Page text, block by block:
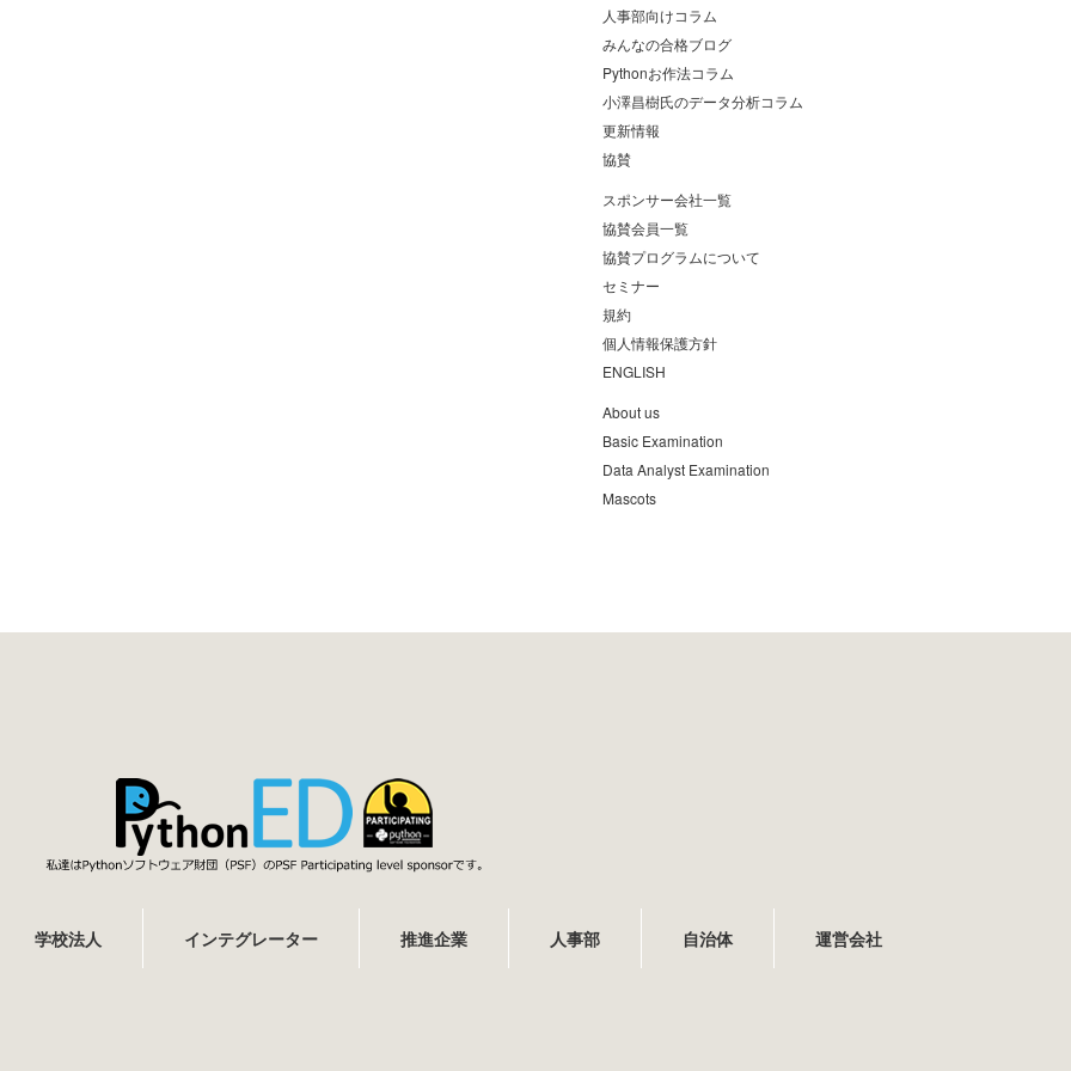
人事部向けコラム
みんなの合格ブログ
Pythonお作法コラム
小澤昌樹氏のデータ分析コラム
更新情報
協賛
スポンサー会社一覧
協賛会員一覧
協賛プログラムについて
セミナー
規約
個人情報保護方針
ENGLISH
About us
Basic Examination
Data Analyst Examination
Mascots
学校法人 インテグレーター 推進企業 人事部 自治体 運営会社